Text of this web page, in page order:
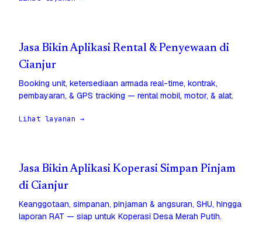
Jasa Bikin Aplikasi Rental & Penyewaan di
Cianjur
Booking unit, ketersediaan armada real-time, kontrak,
pembayaran, & GPS tracking — rental mobil, motor, & alat.
Lihat layanan →
Jasa Bikin Aplikasi Koperasi Simpan Pinjam
di Cianjur
Keanggotaan, simpanan, pinjaman & angsuran, SHU, hingga
laporan RAT — siap untuk Koperasi Desa Merah Putih.